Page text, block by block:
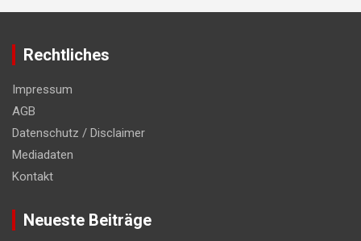
Rechtliches
Impressum
AGB
Datenschutz / Disclaimer
Mediadaten
Kontakt
Neueste Beiträge